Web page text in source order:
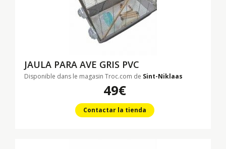
JAULA PARA AVE GRIS PVC
Disponible dans le magasin Troc.com de Sint-Niklaas
49€
Contactar la tienda